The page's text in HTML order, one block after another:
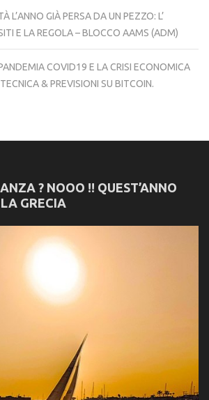
L’ANNO GIÀ PERSA DA UN PEZZO: L’
E LA REGOLA – BLOCCO AAMS (ADM)
COVID19 E LA CRISI ECONOMICA
& PREVISIONI SU BITCOIN.
? NOOO !! QUEST’ANNO
GRECIA